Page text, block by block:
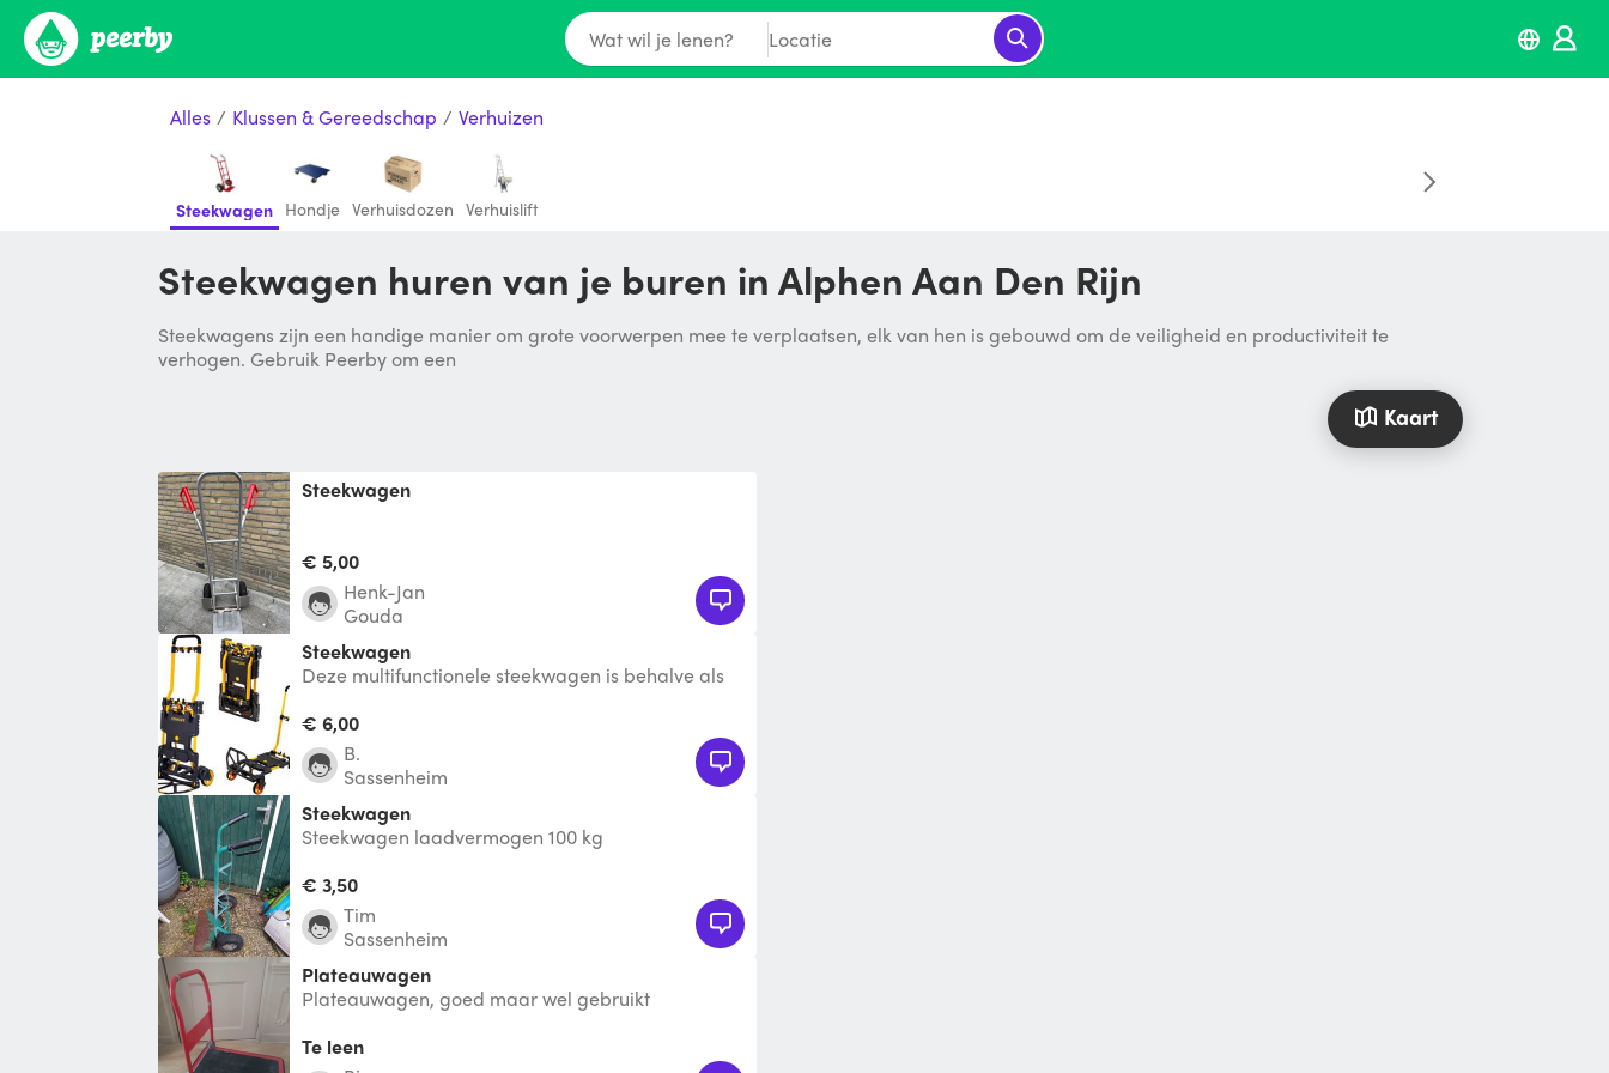
Wat wil je lenen? Locatie
Alles / Klussen & Gereedschap / Verhuizen
Steekwagen Hondje Verhuisdozen Verhuislift
Steekwagen huren van je buren in Alphen Aan Den Rijn
Steekwagens zijn een handige manier om grote voorwerpen mee te verplaatsen, elk van hen is gebouwd om de veiligheid en productiviteit te
verhogen. Gebruik Peerby om een
Kaart
Steekwagen
€ 5,00
Henk-Jan
Gouda
steekwagen
Deze multifunctionele steekwagen is behalve als
Maxim
€ 6,00
B.
Sassenheim
Steekwagen
Steekwagen laadvermogen 100 kg
€ 3,50
Tim
Sassenheim
Plateauwagen
Plateauwagen, goed maar wel gebruikt
Te leen